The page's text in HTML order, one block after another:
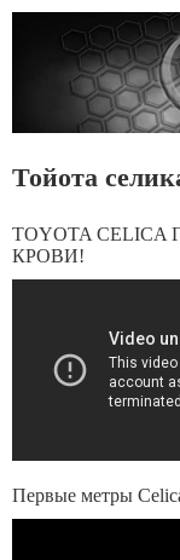
Тойота
TOYOTA
КРОВИ!
Первые метры